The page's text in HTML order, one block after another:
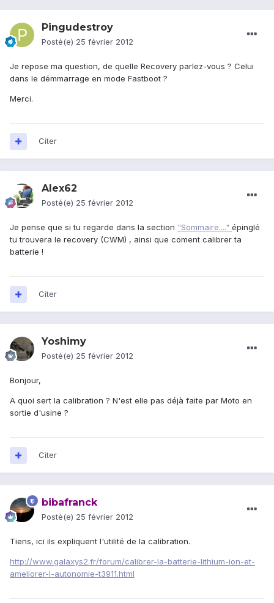
Pingudestroy
Posté(e) 25 février 2012
Je repose ma question, de quelle Recovery parlez-vous ? Celui
dans le démmarrage en mode Fastboot ?
Merci.
Citer
Alex62
Posté(e) 25 février 2012
Je pense que si tu regarde dans la section "Sommaire...." épinglé
tu trouvera le recovery (CWM) , ainsi que coment calibrer ta
batterie !
Citer
Yoshimy
Posté(e) 25 février 2012
Bonjour,
A quoi sert la calibration ? N'est elle pas déjà faite par Moto en
sortie d'usine ?
Citer
bibafranck
Posté(e) 25 février 2012
Tiens, ici ils expliquent l'utilité de la calibration.
http://www.galaxys2.fr/forum/calibrer-la-batterie-lithium-ion-et-
ameliorer-l-autonomie-t3911.html